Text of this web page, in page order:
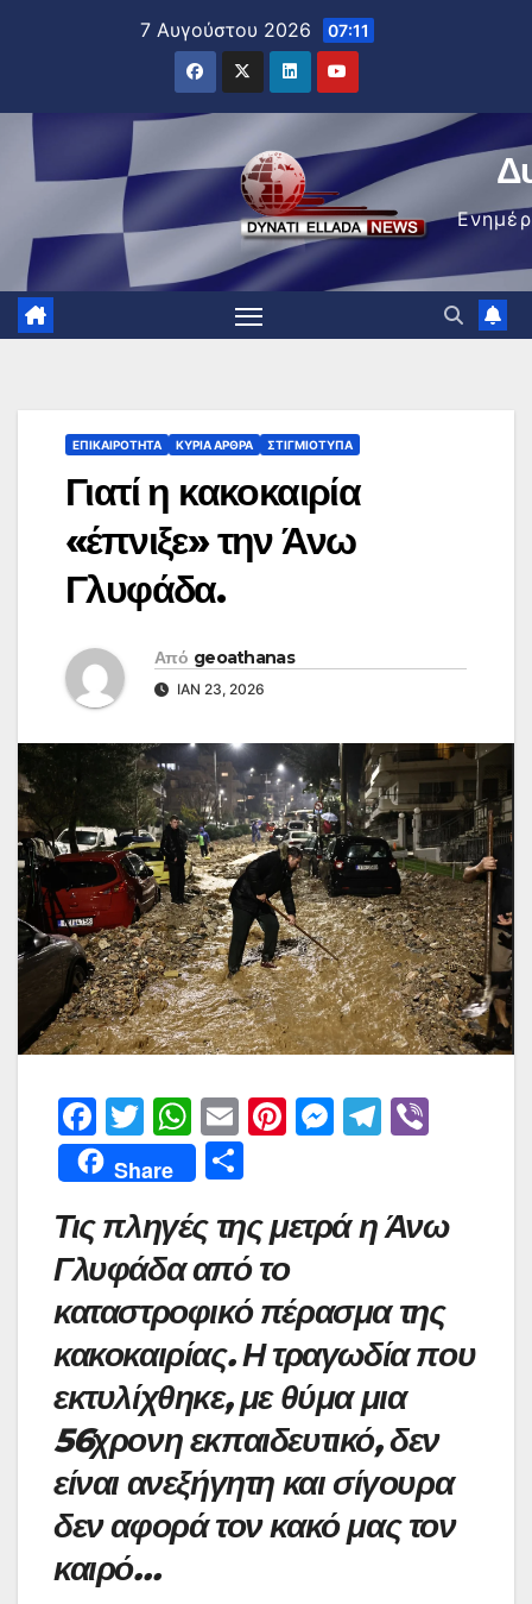
7 Αυγούστου 2026 07:11
ΕΠΙΚΑΙΡΌΤΗΤΑ ΚΥΡΙΑ ΑΡΘΡΑ ΣΤΙΓΜΙΌΤΥΠΑ
Γιατί η κακοκαιρία
«έπνιξε» την Άνω
Γλυφάδα.
Από geoathanas
ΙΑΝ 23, 2026
F
a
c
e
b
o
o
k
T
w
itt
er
W
h
at
s
A
p
p
E
m
ai
l
Pi
e
st
M
s
n
g
er
T
gr
m
Share
ρ
α
σ
τε
ίτ
ε
Τις πληγές της μετρά η Άνω
Γλυφάδα από το
καταστροφικό πέρασμα της
κακοκαιρίας. Η τραγωδία που
εκτυλίχθηκε, με θύμα μια
56χρονη εκπαιδευτικό, δεν
είναι ανεξήγητη και σίγουρα
δεν αφορά τον κακό μας τον
καιρό…